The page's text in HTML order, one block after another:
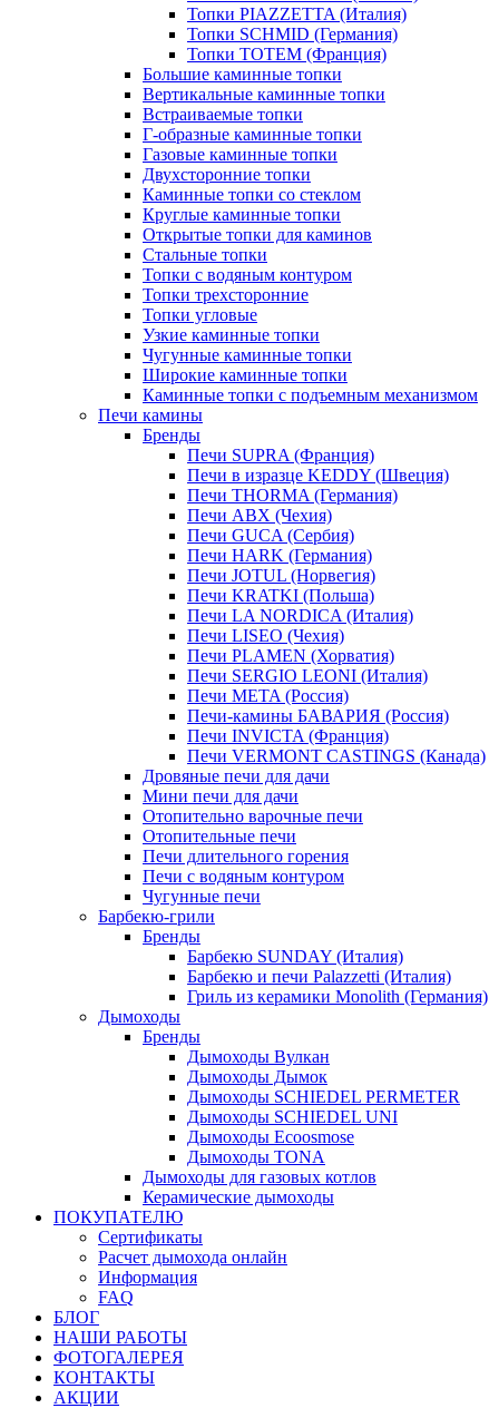
Топки PIAZZETTA (Италия)
Топки SCHMID (Германия)
Топки TOTEM (Франция)
Большие каминные топки
Вертикальные каминные топки
Встраиваемые топки
Г-образные каминные топки
Газовые каминные топки
Двухсторонние топки
Каминные топки со стеклом
Круглые каминные топки
Открытые топки для каминов
Стальные топки
Топки с водяным контуром
Топки трехсторонние
Топки угловые
Узкие каминные топки
Чугунные каминные топки
Широкие каминные топки
Каминные топки с подъемным механизмом
Печи камины
Бренды
Печи SUPRA (Франция)
Печи в изразце KEDDY (Швеция)
Печи THORMA (Германия)
Печи ABX (Чехия)
Печи GUCA (Сербия)
Печи HARK (Германия)
Печи JOTUL (Норвегия)
Печи KRATKI (Польша)
Печи LA NORDICA (Италия)
Печи LISEO (Чехия)
Печи PLAMEN (Хорватия)
Печи SERGIO LEONI (Италия)
Печи META (Россия)
Печи-камины БАВАРИЯ (Россия)
Печи INVICTA (Франция)
Печи VERMONT CASTINGS (Канада)
Дровяные печи для дачи
Мини печи для дачи
Отопительно варочные печи
Отопительные печи
Печи длительного горения
Печи с водяным контуром
Чугунные печи
Барбекю-грили
Бренды
Барбекю SUNDAY (Италия)
Барбекю и печи Palazzetti (Италия)
Гриль из керамики Monolith (Германия)
Дымоходы
Бренды
Дымоходы Вулкан
Дымоходы Дымок
Дымоходы SCHIEDEL PERMETER
Дымоходы SCHIEDEL UNI
Дымоходы Ecoosmose
Дымоходы TONA
Дымоходы для газовых котлов
Керамические дымоходы
ПОКУПАТЕЛЮ
Сертификаты
Расчет дымохода онлайн
Информация
FAQ
БЛОГ
НАШИ РАБОТЫ
ФОТОГАЛЕРЕЯ
КОНТАКТЫ
АКЦИИ